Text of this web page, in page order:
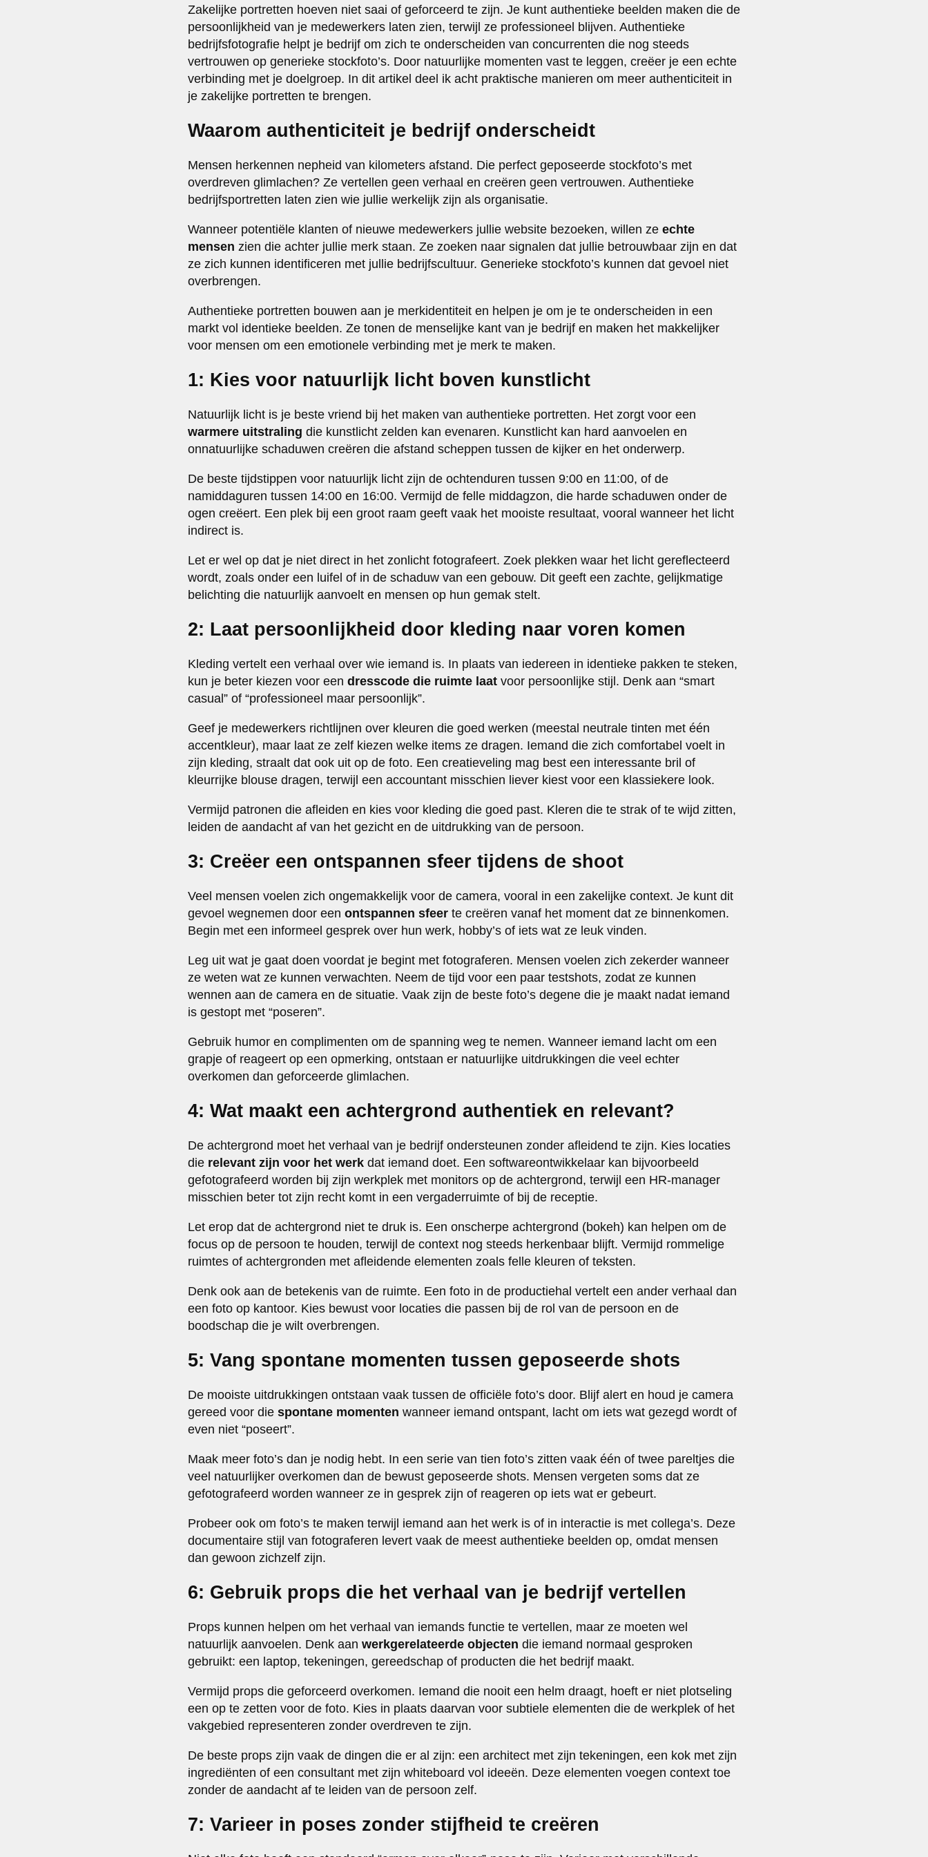
Zakelijke portretten hoeven niet saai of geforceerd te zijn. Je kunt authentieke beelden maken die de
persoonlijkheid van je medewerkers laten zien, terwijl ze professioneel blijven. Authentieke
bedrijfsfotografie helpt je bedrijf om zich te onderscheiden van concurrenten die nog steeds
vertrouwen op generieke stockfoto’s. Door natuurlijke momenten vast te leggen, creëer je een echte
verbinding met je doelgroep. In dit artikel deel ik acht praktische manieren om meer authenticiteit in
je zakelijke portretten te brengen.
Waarom authenticiteit je bedrijf onderscheidt
Mensen herkennen nepheid van kilometers afstand. Die perfect geposeerde stockfoto’s met
overdreven glimlachen? Ze vertellen geen verhaal en creëren geen vertrouwen. Authentieke
bedrijfsportretten laten zien wie jullie werkelijk zijn als organisatie.
Wanneer potentiële klanten of nieuwe medewerkers jullie website bezoeken, willen ze echte
mensen zien die achter jullie merk staan. Ze zoeken naar signalen dat jullie betrouwbaar zijn en dat
ze zich kunnen identificeren met jullie bedrijfscultuur. Generieke stockfoto’s kunnen dat gevoel niet
overbrengen.
Authentieke portretten bouwen aan je merkidentiteit en helpen je om je te onderscheiden in een
markt vol identieke beelden. Ze tonen de menselijke kant van je bedrijf en maken het makkelijker
voor mensen om een emotionele verbinding met je merk te maken.
1: Kies voor natuurlijk licht boven kunstlicht
Natuurlijk licht is je beste vriend bij het maken van authentieke portretten. Het zorgt voor een
warmere uitstraling die kunstlicht zelden kan evenaren. Kunstlicht kan hard aanvoelen en
onnatuurlijke schaduwen creëren die afstand scheppen tussen de kijker en het onderwerp.
De beste tijdstippen voor natuurlijk licht zijn de ochtenduren tussen 9:00 en 11:00, of de
namiddaguren tussen 14:00 en 16:00. Vermijd de felle middagzon, die harde schaduwen onder de
ogen creëert. Een plek bij een groot raam geeft vaak het mooiste resultaat, vooral wanneer het licht
indirect is.
Let er wel op dat je niet direct in het zonlicht fotografeert. Zoek plekken waar het licht gereflecteerd
wordt, zoals onder een luifel of in de schaduw van een gebouw. Dit geeft een zachte, gelijkmatige
belichting die natuurlijk aanvoelt en mensen op hun gemak stelt.
2: Laat persoonlijkheid door kleding naar voren komen
Kleding vertelt een verhaal over wie iemand is. In plaats van iedereen in identieke pakken te steken,
kun je beter kiezen voor een dresscode die ruimte laat voor persoonlijke stijl. Denk aan “smart
casual” of “professioneel maar persoonlijk”.
Geef je medewerkers richtlijnen over kleuren die goed werken (meestal neutrale tinten met één
accentkleur), maar laat ze zelf kiezen welke items ze dragen. Iemand die zich comfortabel voelt in
zijn kleding, straalt dat ook uit op de foto. Een creatieveling mag best een interessante bril of
kleurrijke blouse dragen, terwijl een accountant misschien liever kiest voor een klassiekere look.
Vermijd patronen die afleiden en kies voor kleding die goed past. Kleren die te strak of te wijd zitten,
leiden de aandacht af van het gezicht en de uitdrukking van de persoon.
3: Creëer een ontspannen sfeer tijdens de shoot
Veel mensen voelen zich ongemakkelijk voor de camera, vooral in een zakelijke context. Je kunt dit
gevoel wegnemen door een ontspannen sfeer te creëren vanaf het moment dat ze binnenkomen.
Begin met een informeel gesprek over hun werk, hobby’s of iets wat ze leuk vinden.
Leg uit wat je gaat doen voordat je begint met fotograferen. Mensen voelen zich zekerder wanneer
ze weten wat ze kunnen verwachten. Neem de tijd voor een paar testshots, zodat ze kunnen
wennen aan de camera en de situatie. Vaak zijn de beste foto’s degene die je maakt nadat iemand
is gestopt met “poseren”.
Gebruik humor en complimenten om de spanning weg te nemen. Wanneer iemand lacht om een
grapje of reageert op een opmerking, ontstaan er natuurlijke uitdrukkingen die veel echter
overkomen dan geforceerde glimlachen.
4: Wat maakt een achtergrond authentiek en relevant?
De achtergrond moet het verhaal van je bedrijf ondersteunen zonder afleidend te zijn. Kies locaties
die relevant zijn voor het werk dat iemand doet. Een softwareontwikkelaar kan bijvoorbeeld
gefotografeerd worden bij zijn werkplek met monitors op de achtergrond, terwijl een HR-manager
misschien beter tot zijn recht komt in een vergaderruimte of bij de receptie.
Let erop dat de achtergrond niet te druk is. Een onscherpe achtergrond (bokeh) kan helpen om de
focus op de persoon te houden, terwijl de context nog steeds herkenbaar blijft. Vermijd rommelige
ruimtes of achtergronden met afleidende elementen zoals felle kleuren of teksten.
Denk ook aan de betekenis van de ruimte. Een foto in de productiehal vertelt een ander verhaal dan
een foto op kantoor. Kies bewust voor locaties die passen bij de rol van de persoon en de
boodschap die je wilt overbrengen.
5: Vang spontane momenten tussen geposeerde shots
De mooiste uitdrukkingen ontstaan vaak tussen de officiële foto’s door. Blijf alert en houd je camera
gereed voor die spontane momenten wanneer iemand ontspant, lacht om iets wat gezegd wordt of
even niet “poseert”.
Maak meer foto’s dan je nodig hebt. In een serie van tien foto’s zitten vaak één of twee pareltjes die
veel natuurlijker overkomen dan de bewust geposeerde shots. Mensen vergeten soms dat ze
gefotografeerd worden wanneer ze in gesprek zijn of reageren op iets wat er gebeurt.
Probeer ook om foto’s te maken terwijl iemand aan het werk is of in interactie is met collega’s. Deze
documentaire stijl van fotograferen levert vaak de meest authentieke beelden op, omdat mensen
dan gewoon zichzelf zijn.
6: Gebruik props die het verhaal van je bedrijf vertellen
Props kunnen helpen om het verhaal van iemands functie te vertellen, maar ze moeten wel
natuurlijk aanvoelen. Denk aan werkgerelateerde objecten die iemand normaal gesproken
gebruikt: een laptop, tekeningen, gereedschap of producten die het bedrijf maakt.
Vermijd props die geforceerd overkomen. Iemand die nooit een helm draagt, hoeft er niet plotseling
een op te zetten voor de foto. Kies in plaats daarvan voor subtiele elementen die de werkplek of het
vakgebied representeren zonder overdreven te zijn.
De beste props zijn vaak de dingen die er al zijn: een architect met zijn tekeningen, een kok met zijn
ingrediënten of een consultant met zijn whiteboard vol ideeën. Deze elementen voegen context toe
zonder de aandacht af te leiden van de persoon zelf.
7: Varieer in poses zonder stijfheid te creëren